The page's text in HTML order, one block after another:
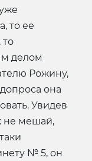
то ее
то
делом
Рожину,
она
Увидев
не мешай,
№ 5, он